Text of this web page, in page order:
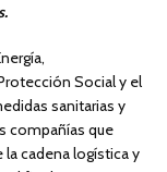
Social y el
sanitarias y
compañías que
cadena logística y